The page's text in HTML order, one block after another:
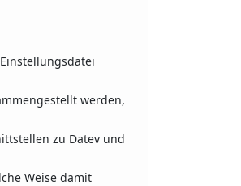
werden,
zu Datev und
Weise damit